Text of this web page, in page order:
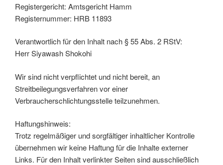
Registergericht: Amtsgericht Hamm
Registernummer: HRB 11893
Verantwortlich für den Inhalt nach § 55 Abs. 2 RStV:
Herr Siyawash Shokohi
Wir sind nicht verpflichtet und nicht bereit, an
Streitbeilegungsverfahren vor einer
Verbraucherschlichtungsstelle teilzunehmen.
Haftungshinweis:
Trotz regelmäßiger und sorgfältiger inhaltlicher Kontrolle
übernehmen wir keine Haftung für die Inhalte externer
Links. Für den Inhalt verlinkter Seiten sind ausschließlich